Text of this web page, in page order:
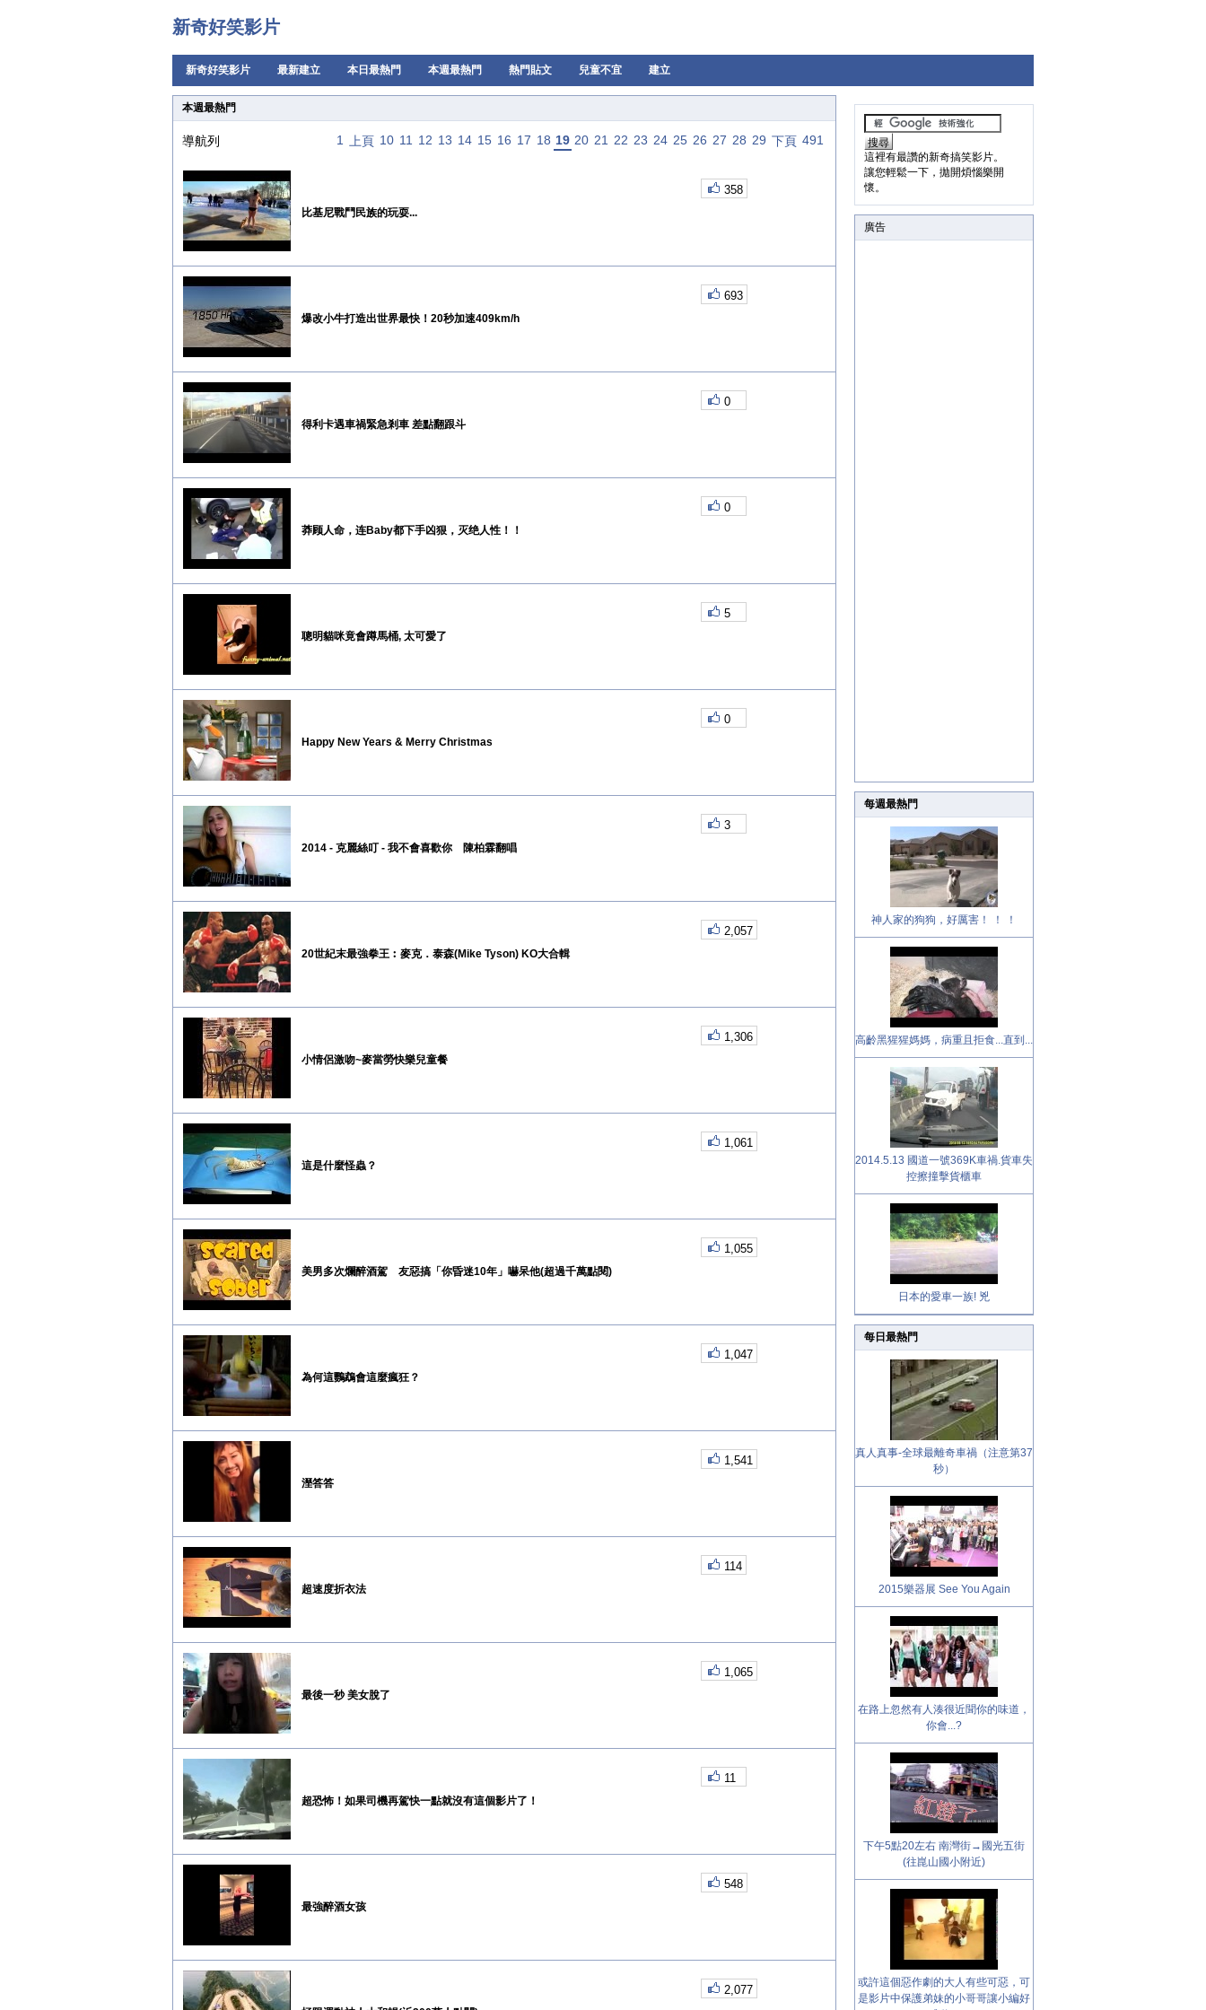
新奇好笑影片
新奇好笑影片 最新建立 本日最熱門 本週最熱門 熱門貼文 兒童不宜 建立
本週最熱門
導航列 1 上頁 10 11 12 13 14 15 16 17 18 19 20 21 22 23 24 25 26 27 28 29 下頁 491
358
比基尼戰鬥民族的玩耍...
693
爆改小牛打造出世界最快！20秒加速409km/h
0
得利卡遇車禍緊急剎車 差點翻跟斗
0
莽顾人命，连Baby都下手凶狠，灭绝人性！！
5
聰明貓咪竟會蹲馬桶, 太可愛了
0
Happy New Years & Merry Christmas
3
2014 - 克麗絲叮 - 我不會喜歡你 陳柏霖翻唱
2,057
20世紀末最強拳王︰麥克．泰森(Mike Tyson) KO大合輯
1,306
小情侶激吻~麥當勞快樂兒童餐
1,061
這是什麼怪蟲？
1,055
美男多次爛醉酒駕 友惡搞「你昏迷10年」嚇呆他(超過千萬點閱)
1,047
為何這鸚鵡會這麼瘋狂？
1,541
溼答答
114
超速度折衣法
1,065
最後一秒 美女脫了
11
超恐怖！如果司機再駕快一點就沒有這個影片了！
548
最強醉酒女孩
2,077
這裡有最讚的新奇搞笑影片。
讓您輕鬆一下，拋開煩惱樂開
懷。
廣告
每週最熱門
神人家的狗狗，好厲害！ ！ ！
高齡黑猩猩媽媽，病重且拒食...直到...
2014.5.13 國道一號369K車禍.貨車失
控擦撞擊貨櫃車
日本的愛車一族! 兇
每日最熱門
真人真事-全球最離奇車禍（注意第37
秒）
2015樂器展 See You Again
在路上忽然有人湊很近聞你的味道，
你會...?
下午5點20左右 南灣街→國光五街
(往崑山國小附近)
或許這個惡作劇的大人有些可惡，可
是影片中保護弟妹的小哥哥讓小編好